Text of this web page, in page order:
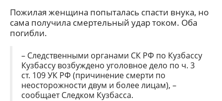
Пожилая женщина попыталась спасти внука, но
сама получила смертельный удар током. Оба
погибли.
– Следственными органами СК РФ по Кузбассу
Кузбассу возбуждено уголовное дело по ч. 3
ст. 109 УК РФ (причинение смерти по
неосторожности двум и более лицам), –
сообщает Следком Кузбасса.